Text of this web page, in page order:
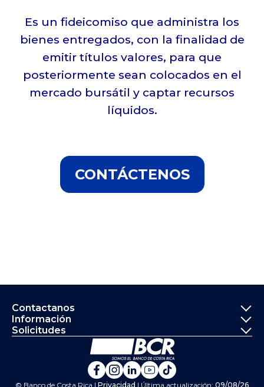
Es un fideicomiso que administra los
bienes entregados, con la finalidad de
emitir títulos valores, para que
posteriormente sean colocados en el
mercado bursátil y captar recursos
líquidos.
CONTÁCTENOS
Contactanos
Información
Solicitudes
Ir a la página principal del
© Banco de Costa Rica | Privacidad | Última actualización: 09/08/26
Banco de Costa Rica en
Banco de Costa Rica
Banco de Costa Rica
Banco de Costa
Banco de